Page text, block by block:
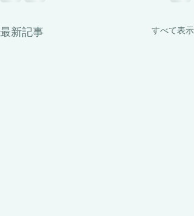
最新記事 すべて表示